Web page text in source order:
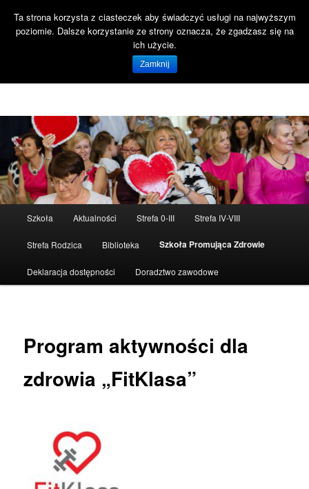
Witaj na stronie SP47 Gdańsk!
Przeskocz
do
tekstu
Szkoła Aktualności Strefa 0-III Strefa IV-VIII
Strefa Rodzica Biblioteka Szkoła Promująca Zdrowie
Deklaracja dostępności Doradztwo zawodowe
Program aktywności dla
zdrowia „FitKlasa”
Ta strona korzysta z ciasteczek aby świadczyć usługi na najwyższym
poziomie. Dalsze korzystanie ze strony oznacza, że zgadzasz się na
ich użycie.
Zamknij